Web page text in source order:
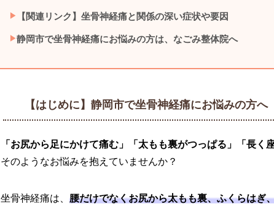
【関連リンク】坐骨神経痛と関係の深い症状や要因
静岡市で坐骨神経痛にお悩みの方は、なごみ整体院へ
【はじめに】静岡市で坐骨神経痛にお悩みの方へ
「お尻から足にかけて痛む」「太もも裏がつっぱる」「長く
そのようなお悩みを抱えていませんか？
坐骨神経痛は、 腰だけでなくお尻から太もも裏、ふくらはぎ